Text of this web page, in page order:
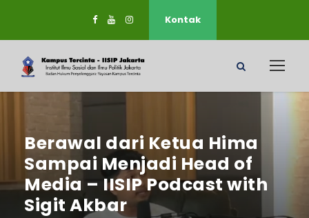
Kontak
Berawal dari Ketua Hima
Sampai Menjadi Head of
Media – IISIP Podcast with
Sigit Akbar